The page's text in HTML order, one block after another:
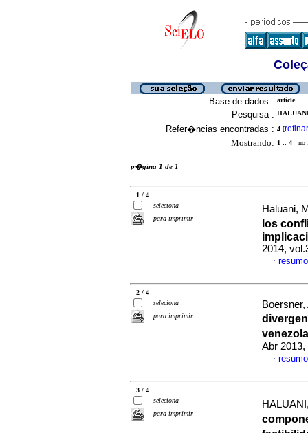
Base de dados : article
Pesquisa :
Refer�ncias encontradas : 4 [refinar
Mostrando: 1 .. 4 no
p�gina 1 de 1
1 / 4
seleciona
para imprimir
Haluani,
los
2014,
·
2 / 4
seleciona
para imprimir
Abr 2013,
·
3 / 4
seleciona
para imprimir